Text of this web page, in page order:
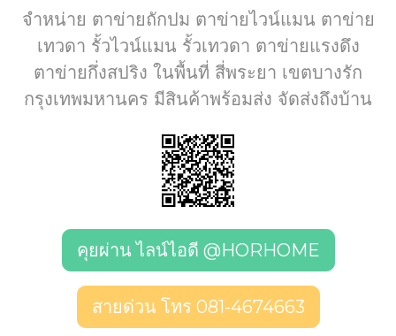
จำหน่าย ตาข่ายถักปม ตาข่ายไวน์แมน ตาข่าย
เทวดา รั้วไวน์แมน รั้วเทวดา ตาข่ายแรงดึง
ตาข่ายกึ่งสปริง ในพื้นที่ สี่พระยา เขตบางรัก
กรุงเทพมหานคร มีสินค้าพร้อมส่ง จัดส่งถึงบ้าน
คุยผ่าน ไลน์ไอดี @HORHOME
สายด่วน โทร 081-4674663